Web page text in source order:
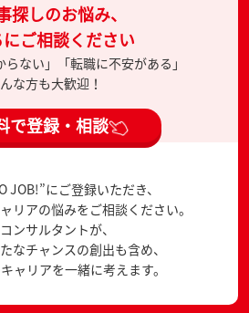
探しのお悩み、
ご相談ください
らない」「転職に不安がある」
な方も大歓迎！
で登録・相談
JOB!”にご登録いただき、
リアの悩みをご相談ください。
ンサルタントが、
なチャンスの創出も含め、
ャリアを一緒に考えます。